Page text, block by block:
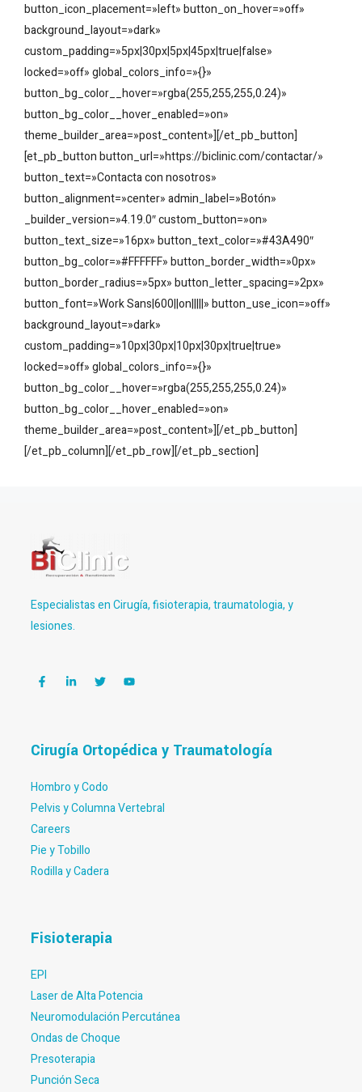
button_icon_placement=»left» button_on_hover=»off»
background_layout=»dark»
custom_padding=»5px|30px|5px|45px|true|false»
locked=»off» global_colors_info=»{}»
button_bg_color__hover=»rgba(255,255,255,0.24)»
button_bg_color__hover_enabled=»on»
theme_builder_area=»post_content»][/et_pb_button]
[et_pb_button button_url=»https://biclinic.com/contactar/»
button_text=»Contacta con nosotros»
button_alignment=»center» admin_label=»Botón»
_builder_version=»4.19.0″ custom_button=»on»
button_text_size=»16px» button_text_color=»#43A490″
button_bg_color=»#FFFFFF» button_border_width=»0px»
button_border_radius=»5px» button_letter_spacing=»2px»
button_font=»Work Sans|600||on|||||» button_use_icon=»off»
background_layout=»dark»
custom_padding=»10px|30px|10px|30px|true|true»
locked=»off» global_colors_info=»{}»
button_bg_color__hover=»rgba(255,255,255,0.24)»
button_bg_color__hover_enabled=»on»
theme_builder_area=»post_content»][/et_pb_button]
[/et_pb_column][/et_pb_row][/et_pb_section]
Especialistas en Cirugía, fisioterapia, traumatologia, y
lesiones.
Cirugía Ortopédica y Traumatología
Hombro y Codo
Pelvis y Columna Vertebral
Careers
Pie y Tobillo
Rodilla y Cadera
Fisioterapia
EPI
Laser de Alta Potencia
Neuromodulación Percutánea
Ondas de Choque
Presoterapia
Punción Seca